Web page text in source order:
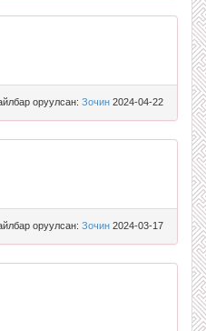
оруулсан: Зочин 2024-04-22
оруулсан: Зочин 2024-03-17